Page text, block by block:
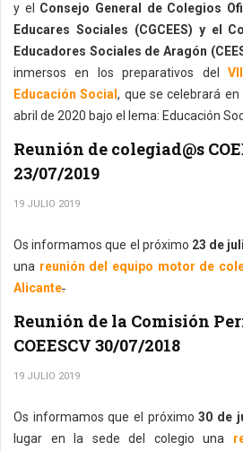
y el Consejo General de Colegios
Educares Sociales (CGCEES) y el
Educadores Sociales de Aragón
inmersos en los preparativos del
Educación Social, que se celebrará
abril de 2020 bajo el lema: Educación
Reunión de colegiad@s
23/07/2019
19 JULIO 2019
Os informamos que el próximo 23 de
una reunión del equipo motor de
Alicante.
Reunión de la Comisión
COEESCV 30/07/2018
19 JULIO 2019
Os informamos que el próximo 30 de
lugar en la sede del colegio una